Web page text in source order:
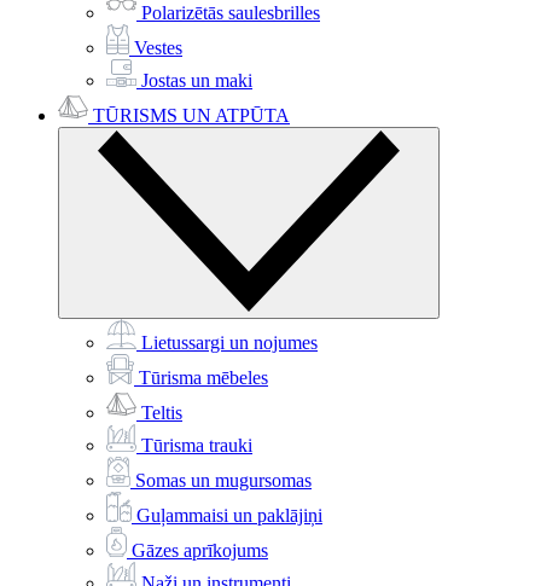
Polarizētās saulesbrilles
Vestes
Jostas un maki
TŪRISMS UN ATPŪTA
Lietussargi un nojumes
Tūrisma mēbeles
Teltis
Tūrisma trauki
Somas un mugursomas
Guļammaisi un paklājiņi
Gāzes aprīkojums